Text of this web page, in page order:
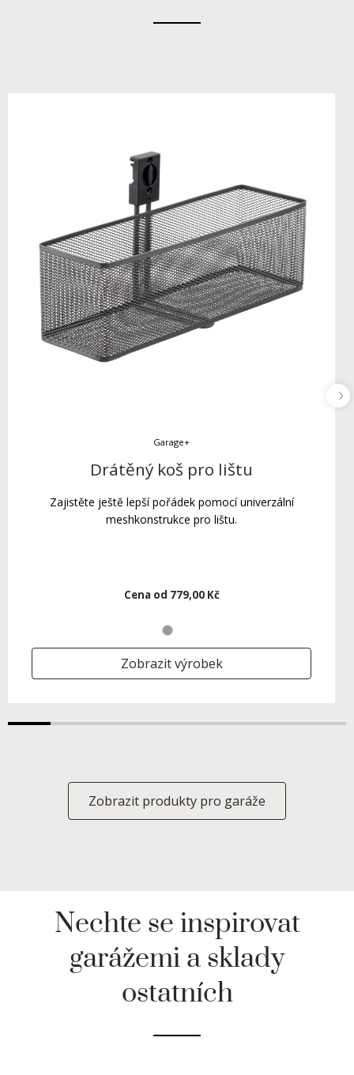
Garage+
Drátěný koš pro lištu
Zajistěte ještě lepší pořádek pomocí univerzální
meshkonstrukce pro lištu.
Cena od 779,00 Kč
Zobrazit výrobek
Zobrazit produkty pro garáže
Nechte se inspirovat
garážemi a sklady
ostatních